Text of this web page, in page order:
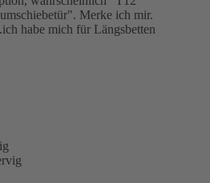
Merke ich mir.
habe mich für Längsbetten